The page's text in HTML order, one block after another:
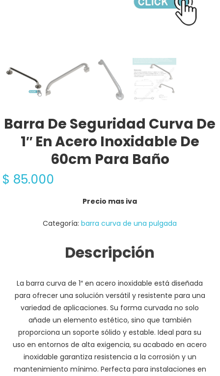
Barra De Seguridad Curva De
1″ En Acero Inoxidable De
60cm Para Baño
$ 85.000
Precio mas iva
Categoría:barra curva de una pulgada
Descripción
La barra curva de 1″ en acero inoxidable está diseñada
para ofrecer una solución versátil y resistente para una
variedad de aplicaciones. Su forma curvada no solo
añade un elemento estético, sino que también
proporciona un soporte sólido y estable. Ideal para su
uso en entornos de alta exigencia, su acabado en acero
inoxidable garantiza resistencia a la corrosión y un
mantenimiento mínimo. Perfecta para instalaciones en